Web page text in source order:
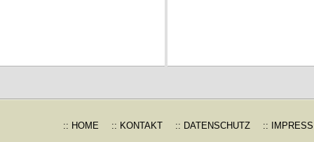
:: HOME :: KONTAKT :: DATENSCHUTZ ::